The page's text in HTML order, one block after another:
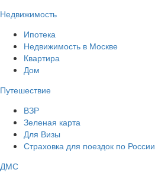
Недвижимость
Ипотека
Недвижимость в Москве
Квартира
Дом
Путешествие
ВЗР
Зеленая карта
Для Визы
Страховка для поездок по России
ДМС